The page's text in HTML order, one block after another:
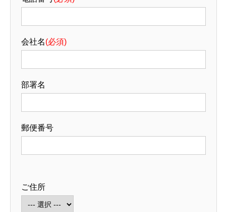
会社名(必須)
部署名
郵便番号
ご住所